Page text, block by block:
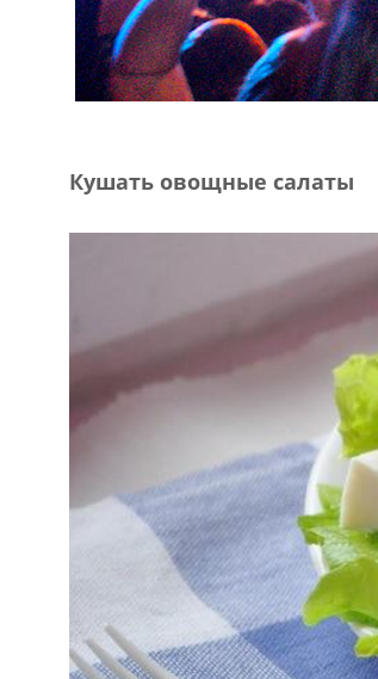
Кушать овощные салаты